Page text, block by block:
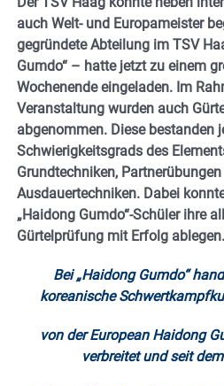
auch Welt- und Europameister
gegründete Abteilung im TSV
Gumdo“ – hatte jetzt zu einem
Wochenende eingeladen. Im
Veranstaltung wurden auch
abgenommen. Diese bestanden
Schwierigkeitsgrads des
Grundtechniken, Partnerübungen
Ausdauertechniken. Dabei
„Haidong Gumdo“-Schüler ihre
Gürtelprüfung mit Erfolg ablegen.
Bei „Haidong Gumdo“
koreanische
von der European Haidong
verbreitet und seit